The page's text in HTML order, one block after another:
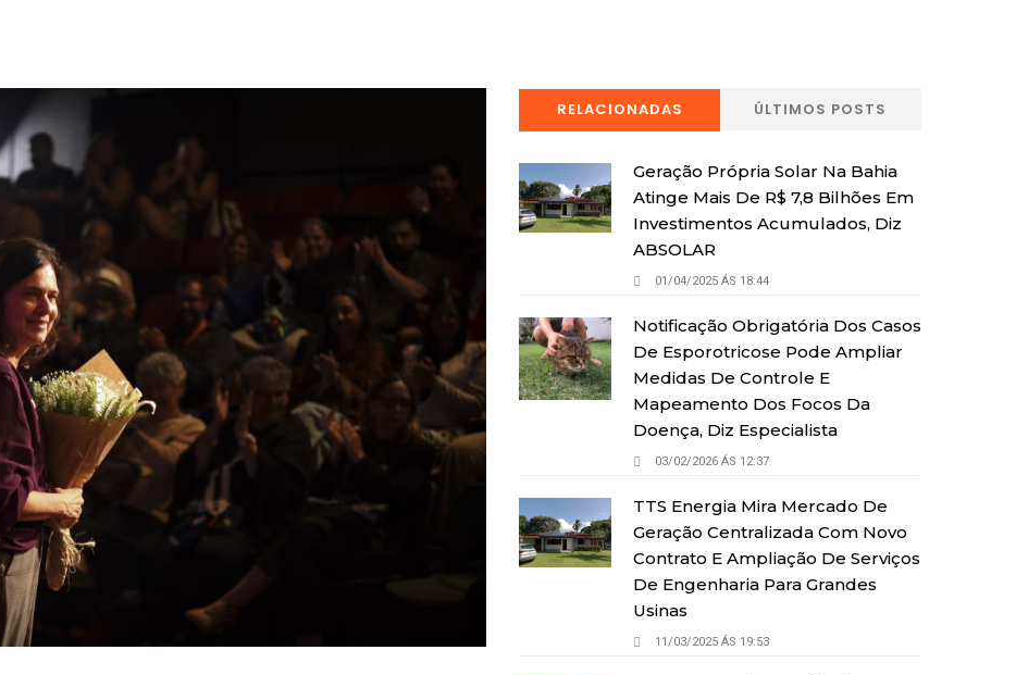
RELACIONADAS ÚLTIMOS POSTS
Geração Própria Solar Na Bahia
Atinge Mais De R$ 7,8 Bilhões Em
Investimentos Acumulados, Diz
ABSOLAR
01/04/2025 ÁS 18:44
Notificação Obrigatória Dos Casos
De Esporotricose Pode Ampliar
Medidas De Controle E
Mapeamento Dos Focos Da
Doença, Diz Especialista
03/02/2026 ÁS 12:37
TTS Energia Mira Mercado De
Geração Centralizada Com Novo
Contrato E Ampliação De Serviços
De Engenharia Para Grandes
Usinas
11/03/2025 ÁS 19:53